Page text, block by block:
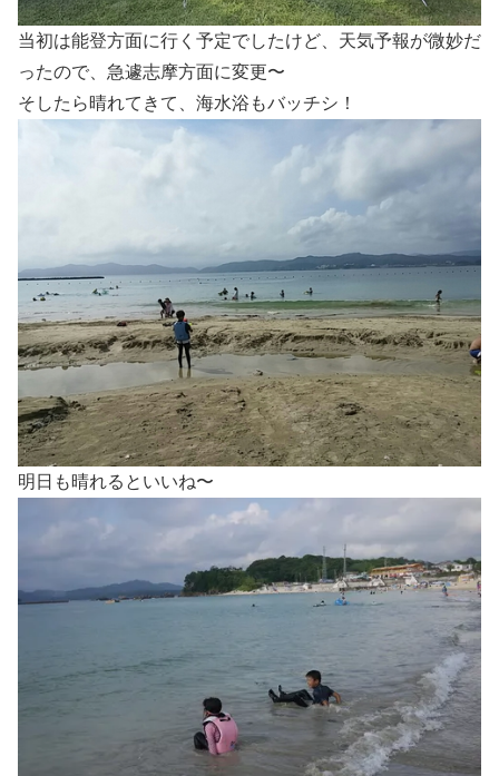
当初は能登方面に行く予定でしたけど、天気予報が微妙だ
ったので、急遽志摩方面に変更〜
そしたら晴れてきて、海水浴もバッチシ！
明日も晴れるといいね〜